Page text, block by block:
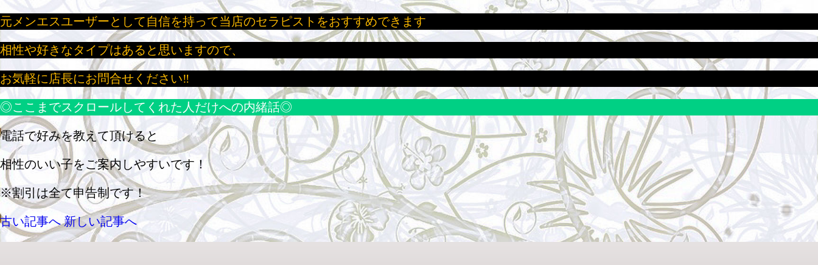
元メンエスユーザーとして自信を持って当店のセラピストをおすすめできます
相性や好きなタイプはあると思いますので、
お気軽に店長にお問合せください‼
◎ここまでスクロールしてくれた人だけへの内緒話◎
電話で好みを教えて頂けると
相性のいい子をご案内しやすいです！
※割引は全て申告制です！
古い記事へ 新しい記事へ